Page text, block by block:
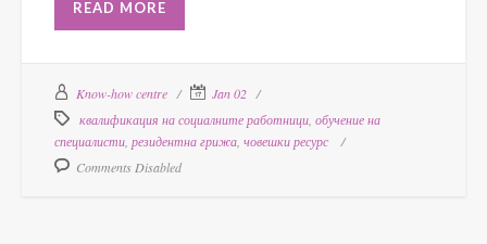
READ MORE
Know-how centre
Jan 02
квалификация на социалните работници, обучение на
специалисти, резидентна грижа, човешки ресурс
Comments Disabled